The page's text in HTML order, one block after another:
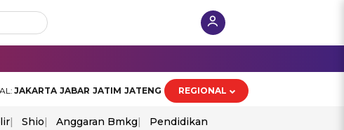
JAKARTA JABAR JATIM JATENG REGIONAL
Shio Anggaran Bmkg Pendidikan